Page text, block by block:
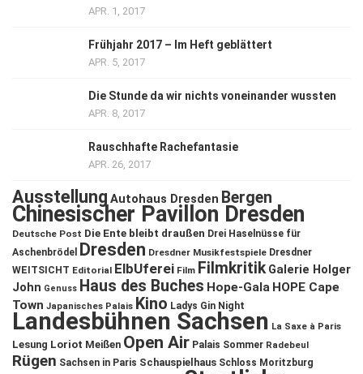
APR. 1, 2017
Frühjahr 2017 – Im Heft geblättert
APR. 5, 2017
Die Stunde da wir nichts voneinander wussten
APR. 8, 2017
Rauschhafte Rachefantasie
APR. 26, 2017
Ausstellung Autohaus Dresden Bergen
Chinesischer Pavillon Dresden
Deutsche Post Die Ente bleibt draußen Drei Haselnüsse für
Aschenbrödel
Dresden Dresdner Musikfestspiele Dresdner
WEITSICHT Editorial ElbUferei Film Filmkritik Galerie Holger
John Genuss Haus des Buches Hope-Gala HOPE Cape
Town Japanisches Palais Kino Ladys Gin Night
Landesbühnen Sachsen La Saxe à Paris
Lesung Loriot Meißen Open Air Palais Sommer Radebeul
Rügen Sachsen in Paris Schauspielhaus Schloss Moritzburg